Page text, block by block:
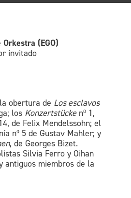
(EGO)
invitado
obertura de Los esclavos
los Konzertstückenº 1,
de Felix Mendelssohn; el
nº 5 de Gustav Mahler; y
, de Georges Bizet.
Silvia Ferro y Oihan
antiguos miembros de la